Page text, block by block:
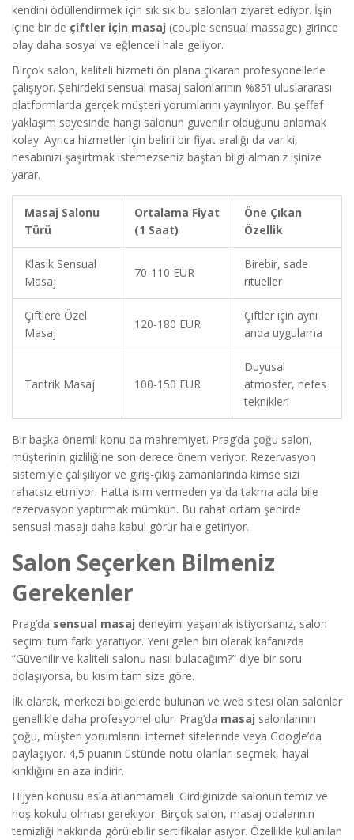
kendini ödüllendirmek için sık sık bu salonları ziyaret ediyor. İşin
içine bir de çiftler için masaj (couple sensual massage) girince
olay daha sosyal ve eğlenceli hale geliyor.
Birçok salon, kaliteli hizmeti ön plana çıkaran profesyonellerle
çalışıyor. Şehirdeki sensual masaj salonlarının %85’i uluslararası
platformlarda gerçek müşteri yorumlarını yayınlıyor. Bu şeffaf
yaklaşım sayesinde hangi salonun güvenilir olduğunu anlamak
kolay. Ayrıca hizmetler için belirli bir fiyat aralığı da var ki,
hesabınızı şaşırtmak istemezseniz baştan bilgi almanız işinize
yarar.
Masaj Salonu
Türü
Ortalama Fiyat
(1 Saat)
Öne Çıkan
Özellik
Klasik Sensual
Masaj
70-110 EUR
Birebir, sade
ritüeller
Çiftlere Özel
Masaj
120-180 EUR
Çiftler için aynı
anda uygulama
Tantrik Masaj 100-150 EUR
Duyusal
atmosfer, nefes
teknikleri
Bir başka önemli konu da mahremiyet. Prag’da çoğu salon,
müşterinin gizliliğine son derece önem veriyor. Rezervasyon
sistemiyle çalışılıyor ve giriş-çıkış zamanlarında kimse sizi
rahatsız etmiyor. Hatta isim vermeden ya da takma adla bile
rezervasyon yaptırmak mümkün. Bu rahat ortam şehirde
sensual masajı daha kabul görür hale getiriyor.
Salon Seçerken Bilmeniz
Gerekenler
Prag’da sensual masaj deneyimi yaşamak istiyorsanız, salon
seçimi tüm farkı yaratıyor. Yeni gelen biri olarak kafanızda
“Güvenilir ve kaliteli salonu nasıl bulacağım?” diye bir soru
dolaşıyorsa, bu kısım tam size göre.
İlk olarak, merkezi bölgelerde bulunan ve web sitesi olan salonlar
genellikle daha profesyonel olur. Prag’da masaj salonlarının
çoğu, müşteri yorumlarını internet sitelerinde veya Google’da
paylaşıyor. 4,5 puanın üstünde notu olanları seçmek, hayal
kırıklığını en aza indirir.
Hijyen konusu asla atlanmamalı. Girdiğinizde salonun temiz ve
hoş kokulu olması gerekiyor. Birçok salon, masaj odalarının
temizliği hakkında görülebilir sertifikalar asıyor. Özellikle kullanılan